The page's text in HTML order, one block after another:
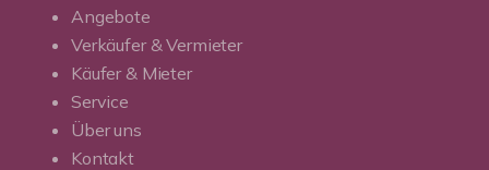
Angebote
Verkäufer & Vermieter
Käufer & Mieter
Service
Über uns
Kontakt